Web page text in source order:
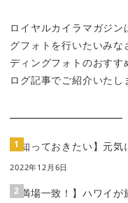
ロイヤルカイラマガジ
グフォトを行いたいみ
ディングフォトのおす
ログ記事でご紹介いたし
【知っておきたい】元
2022年12月6日
【満場一致！】ハワイ